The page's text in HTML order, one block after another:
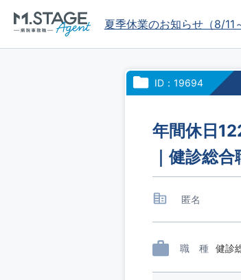
夏季休業のお知らせ（8/11
ID：19694
年間休日
｜健診総
匿名
職 種 健診